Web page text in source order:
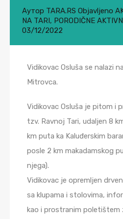
Аутор TARA.RS Objavljeno
NA TARI, PORODIČNE
03/12/2022
Vidikovac Osluša se nalazi
Mitrovca.
Vidikovac Osluša je pitom i
tzv. Ravnoj Tari, udaljen 8
km puta ka Kaluđerskim
posle 2 km makadamskog
njega).
Vidikovac je opremljen
sa klupama i stolovima,
kao i prostranim poletištem